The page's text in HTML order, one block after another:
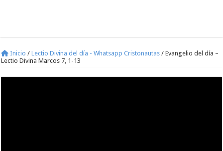
Inicio / Lectio Divina del día - Whatsapp Cristonautas / Evangelio del día –
Lectio Divina Marcos 7, 1-13